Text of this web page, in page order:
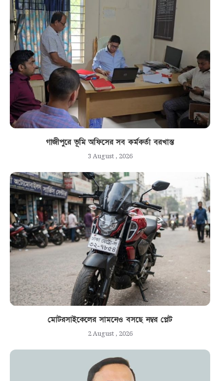
গাজীপুরে ভূমি অফিসের সব কর্মকর্তা বরখাস্ত
3 August , 2026
মোটরসাইকেলের সামনেও বসছে নম্বর প্লেট
2 August , 2026